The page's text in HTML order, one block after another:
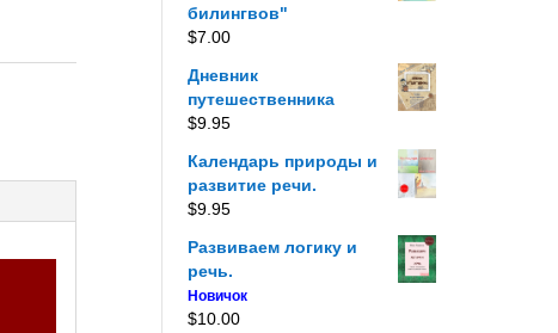
билингвов"
$7.00
Дневник
путешественника
$9.95
Календарь природы и
развитие речи.
$9.95
Развиваем логику и
речь.
Новичок
$10.00